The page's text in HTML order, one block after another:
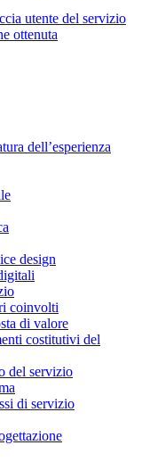
utente del servizio
ottenuta
dell’esperienza
design
coinvolti
di valore
costitutivi del
del servizio
di servizio